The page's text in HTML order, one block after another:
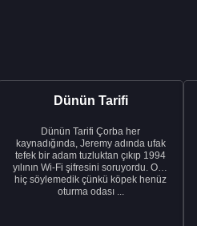
Dünün Tarifi
Dünün Tarifi Çorba her
kaynadığında, Jeremy adında ufak
tefek bir adam tuzluktan çıkıp 1994
yılının Wi-Fi şifresini soruyordu. Ona
hiç söylemedik çünkü köpek henüz
oturma odası ...